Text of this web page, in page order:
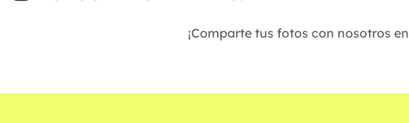
¡Comparte tus fotos con nosotros en